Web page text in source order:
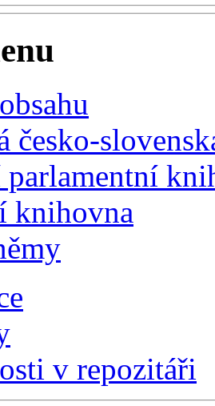
česko-
knihovna
v repozitáři